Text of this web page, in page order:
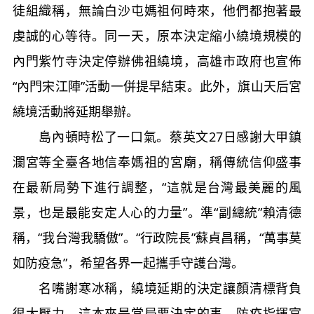
徒組織稱，無論白沙屯媽祖何時來，他們都抱著最
虔誠的心等待。同一天，原本決定縮小繞境規模的
內門紫竹寺決定停辦佛祖繞境，高雄市政府也宣佈
“內門宋江陣”活動一併提早結束。此外，旗山天后宮
繞境活動將延期舉辦。
島內頓時松了一口氣。蔡英文27日感謝大甲鎮
瀾宮等全臺各地信奉媽祖的宮廟，稱傳統信仰盛事
在最新局勢下進行調整，“這就是台灣最美麗的風
景，也是最能安定人心的力量”。準“副總統”賴清德
稱，“我台灣我驕傲”。“行政院長”蘇貞昌稱，“萬事莫
如防疫急”，希望各界一起攜手守護台灣。
名嘴謝寒冰稱，繞境延期的決定讓顏清標背負